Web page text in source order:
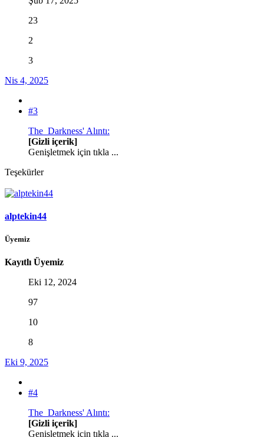
23
2
3
Nis 4, 2025
#3
The_Darkness' Alıntı:
[Gizli içerik]
Genişletmek için tıkla ...
Teşekürler
alptekin44
Üyemiz
Kayıtlı Üyemiz
Eki 12, 2024
97
10
8
Eki 9, 2025
#4
The_Darkness' Alıntı:
[Gizli içerik]
Genişletmek için tıkla ...